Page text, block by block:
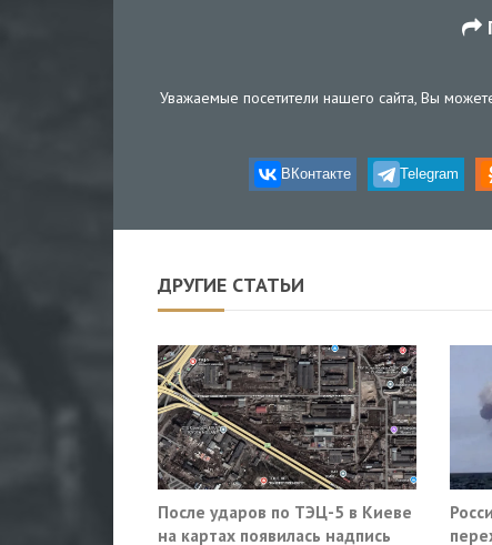
Уважаемые посетители нашего сайта, Вы
ВКонтакте Telegram
ДРУГИЕ СТАТЬИ
После ударов по ТЭЦ-5 в Киеве
на картах появилась надпись